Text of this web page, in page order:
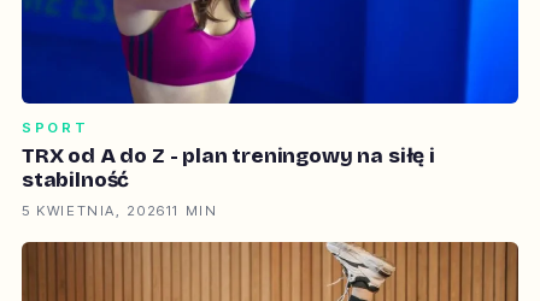
SPORT
TRX od A do Z - plan treningowy na siłę i
stabilność
5 KWIETNIA, 202611 MIN